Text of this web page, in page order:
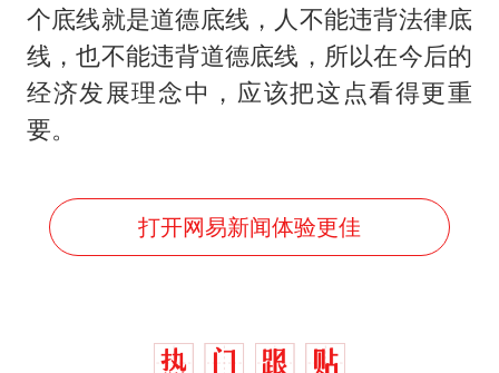
个底线就是道德底线，人不能违背法律底
线，也不能违背道德底线，所以在今后的
经济发展理念中，应该把这点看得更重
要。
打开网易新闻体验更佳